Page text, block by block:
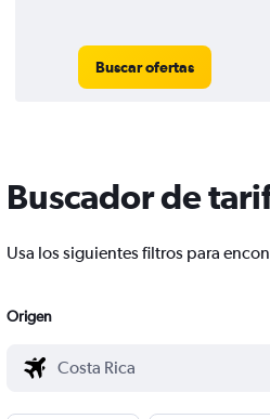
Buscar ofertas
Buscador de
Usa los siguientes filtros para
Origen